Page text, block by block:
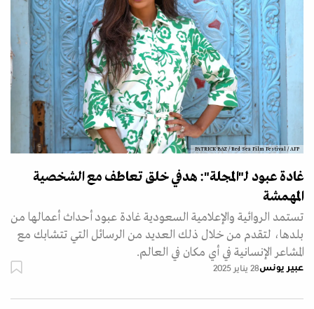
PATRICK BAZ / Red Sea Film Festival / AFP
غادة عبود لـ"المجلة": هدفي خلق تعاطف مع الشخصية
المهمشة
تستمد الروائية والإعلامية السعودية غادة عبود أحداث أعمالها من
بلدها، لتقدم من خلال ذلك العديد من الرسائل التي تتشابك مع
المشاعر الإنسانية في أي مكان في العالم.
عبير يونس28 يناير 2025